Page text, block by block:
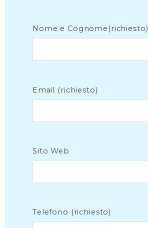
Nome e Cognome(richiesto)
Email (richiesto)
Sito Web
Telefono (richiesto)